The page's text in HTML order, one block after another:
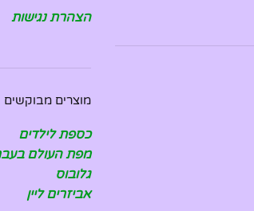
הצהרת נגישות
מוצרים מבוקשים
כספת לילדים
מפת העולם
גלובוס
אביזרים ליין